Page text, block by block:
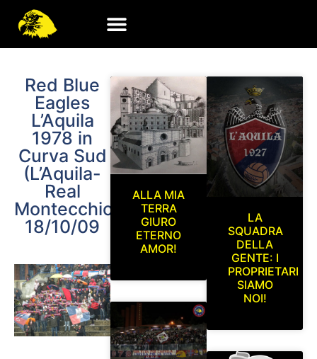
Red Blue
Eagles
L’Aquila
1978 in
Curva Sud
(L’Aquila-
Real
Montecchio)
18/10/09
ALLA MIA
TERRA
GIURO
ETERNO
AMOR!
LA
SQUADRA
DELLA
GENTE: I
PROPRIETARI
SIAMO
NOI!